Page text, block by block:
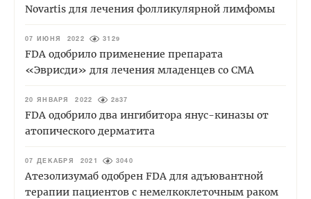
Novartis для лечения фолликулярной лимфомы
07 ИЮНЯ 2022 3129
FDA одобрило применение препарата
«Эврисди» для лечения младенцев со СМА
20 ЯНВАРЯ 2022 2837
FDA одобрило два ингибитора янус-киназы от
атопического дерматита
07 ДЕКАБРЯ 2021 3040
Атезолизумаб одобрен FDA для адъювантной
терапии пациентов с немелкоклеточным раком